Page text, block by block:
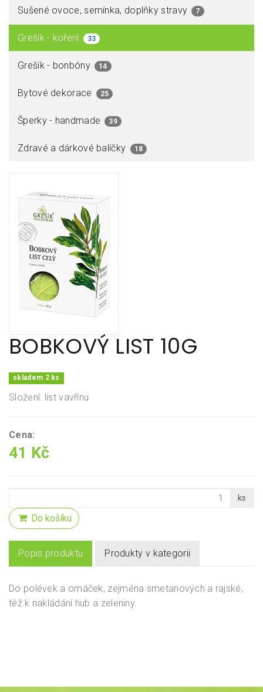
Sušené ovoce, semínka, doplňky stravy 7
Grešík - koření 33
Grešík - bonbóny 14
Bytové dekorace 25
Šperky - handmade 39
Zdravé a dárkové balíčky 18
BOBKOVÝ LIST 10G
skladem 2 ks
Složení: list vavřínu
Cena:
41 Kč
ks
Do košíku
Popis produktu Produkty v kategorii
Do polévek a omáček, zejména smetanových a rajské,
též k nakládání hub a zeleniny.